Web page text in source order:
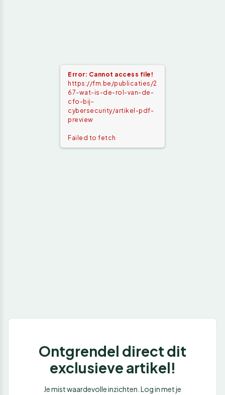
Error: Cannot access file!
https://fm.be/publicaties/2
67-wat-is-de-rol-van-de-
cfo-bij-
cybersecurity/artikel-pdf-
preview
Failed to fetch
Ontgrendel direct dit
exclusieve artikel!
Je mist waardevolle inzichten. Log in met je